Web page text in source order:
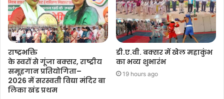
राष्ट्रभक्ति
के स्वरों से गूंजा बक्सर, राष्ट्रीय
समूहगान प्रतियोगिता–
2026 में सरस्वती विद्या मंदिर बा
लिका खंड प्रथम
डी.ए.वी. बक्सर में खेल महाकुंभ
का भव्य शुभारंभ
19 hours ago